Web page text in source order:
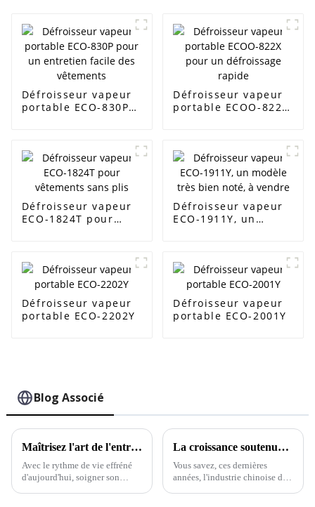
Défroisseur vapeur
portable ECO-830P
Défroisseur vapeur
portable ECOO-822X
Défroisseur vapeur
ECO-1824T pour
Défroisseur vapeur
ECO-1911Y, un
Défroisseur vapeur
portable ECO-2202Y
Défroisseur vapeur
portable ECO-2001Y
Blog Associé
Maîtrisez l'art de l'entretien des vêtements sans effort grâce à un défroisseur vapeur automatique.
Avec le rythme de vie effréné
d'aujourd'hui, soigner son
La croissance soutenue des machines à défroisser les vêtements en Chine malgré les défis liés aux droits de douane sino-américains
Vous savez, ces dernières
années, l'industrie chinoise des